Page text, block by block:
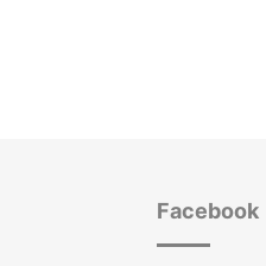
Facebook